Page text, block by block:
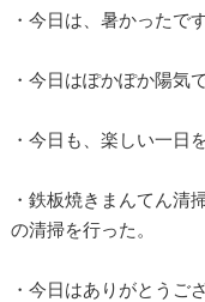
・今日は、暑かったで
・今日はぽかぽか陽気
・今日も、楽しい一日
・鉄板焼きまんてん清
の清掃を行った。
・今日はありがとうご